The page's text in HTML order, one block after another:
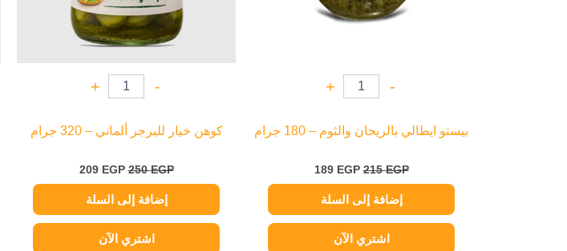
-
+
بيستو ايطالي بالريحان والثوم – 180 جرام
215EGP
189 EGP
إضافة إلى السلة
اشتري الآن
-
+
كوهن خيار للبرجر ألماني – 320 جرام
250EGP
209 EGP
إضافة إلى السلة
اشتري الآن